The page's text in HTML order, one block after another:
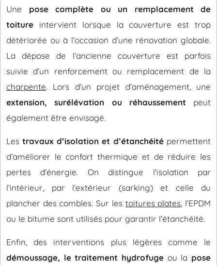
Une pose complète ou un remplacement de
toiture intervient lorsque la couverture est trop
détériorée ou à l’occasion d’une rénovation globale.
La dépose de l’ancienne couverture est parfois
suivie d’un renforcement ou remplacement de la
charpente. Lors d’un projet d’aménagement, une
extension, surélévation ou réhaussement peut
également être envisagé.
Lestravaux d’isolation et d’étanchéitépermettent
d’améliorer le confort thermique et de réduire les
pertes d’énergie. On distingue l’isolation par
l’intérieur, par l’extérieur (sarking) et celle du
plancher des combles. Sur les toitures plates, l’EPDM
ou le bitume sont utilisés pour garantir l’étanchéité.
Enfin, des interventions plus légères comme le
démoussage, le traitement hydrofuge ou la pose